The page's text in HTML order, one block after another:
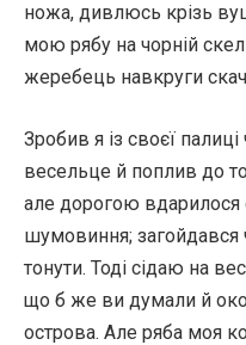
ножа, дивлюсь крізь
мою рябу на чорній
жеребець навкруги
Зробив я із своєї
весельце й поплив до
але дорогою
шумовиння; загойдався
тонути. Тоді сідаю на
що б же ви думали й
острова. Але ряба моя